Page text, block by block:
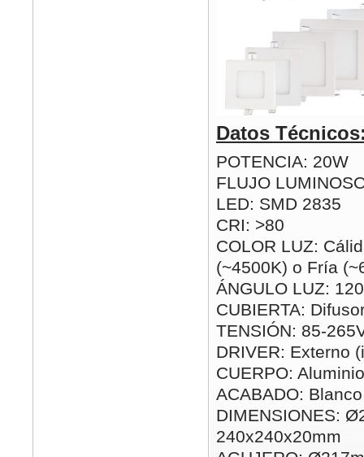
Datos
POTENCIA: 20W
FLUJO
LED: SMD 2835
CRI: >80
COLOR LUZ:
(~4500K) o Fría
ÁNGULO LUZ:
CUBIERTA:
TENSIÓN: 85-
DRIVER: Externo
CUERPO: Aluminio
ACABADO: Blanco
DIMENSIONES:
240x240x20mm